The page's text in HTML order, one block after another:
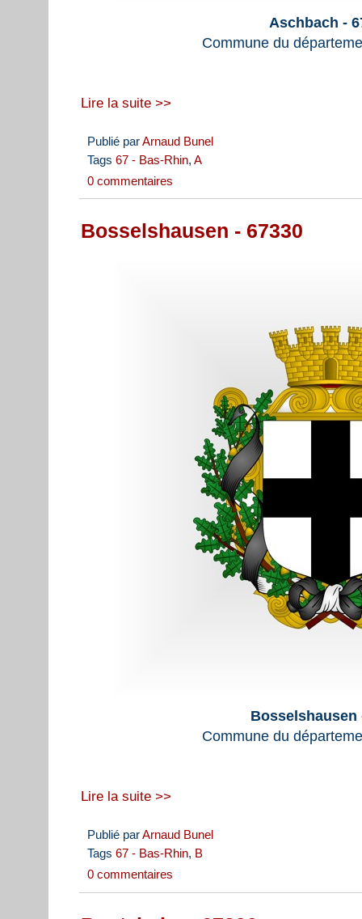
Aschbach -
Commune du
Lire la suite >>
Publié parArnaud Bunel
Tags 67 - Bas-Rhin, A
0 commentaires
Bosselshausen - 67330
Bosselshausen
Commune du
Lire la suite >>
Publié parArnaud Bunel
Tags 67 - Bas-Rhin, B
0 commentaires